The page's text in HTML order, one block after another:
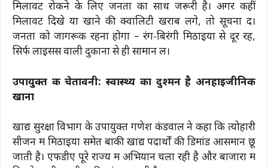
मिलावट रोकने के लिए जनता का साथ जरूरी है। अगर कहीं
मिलावट दिखे या खाने की क्वालिटी खराब लगे, तो सूचना दें।
जनता को जागरूक रहना होगा – रंग-बिरंगी मिठाइयों से दूर रहें,
सिर्फ लाइसेंस वाली दुकानों से ही सामान लें।
उपायुक्त की चेतावनी: स्वास्थ्य का दुश्मन है अनहाइजीनिक
खाना
खाद्य सुरक्षा विभाग के उपायुक्त गणेश कंडवाल ने कहा कि त्योहारी
सीजन में मिठाइयों समेत बाकी खाद्य पदार्थों की डिमांड आसमान छू
जाती है। एफडीए पूरे राज्य में अभियान चला रही है और बाजारों में